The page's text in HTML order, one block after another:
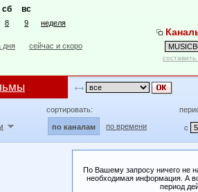
сб вс
8 9 неделя
дня сейчас и скоро
сортировать:
по каналам по времени с
По Вашему запросу ничего не
необходимая информация. А
период